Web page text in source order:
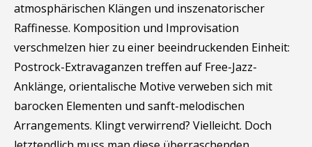
atmosphärischen Klängen und inszenatorischer
Raffinesse. Komposition und Improvisation
verschmelzen hier zu einer beeindruckenden Einheit:
Postrock-Extravaganzen treffen auf Free-Jazz-
Anklänge, orientalische Motive verweben sich mit
barocken Elementen und sanft-melodischen
Arrangements. Klingt verwirrend? Vielleicht. Doch